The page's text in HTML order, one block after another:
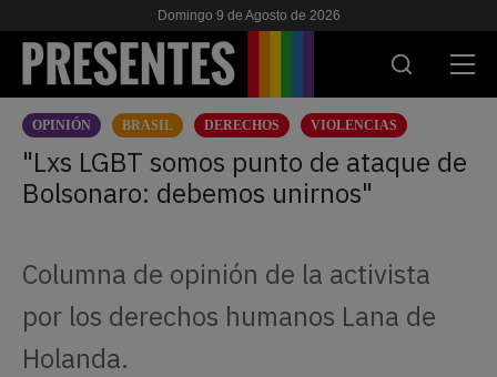
Domingo 9 de Agosto de 2026
ACTUALIDAD
INVESTIGACIONES
ESCUELA
NOSOTRES
OPINIÓN BRASIL DERECHOS VIOLENCIAS
"Lxs LGBT somos punto de ataque de
Bolsonaro: debemos unirnos"
Columna de opinión de la activista
por los derechos humanos Lana de
Holanda.